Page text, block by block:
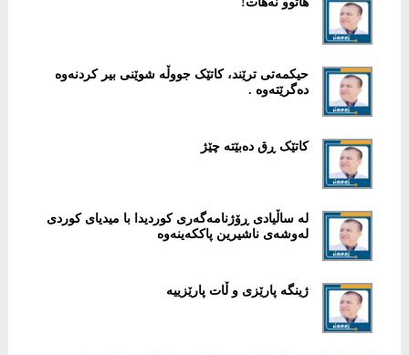
حیکمەتی ترێند، کاتێک جووڵە شوێنی بیر کردنەوە
دەگرێتەوە .
کاتێک ڕق دەبێتە چێژ
لە ساڵیادی ڕۆژنامەگەری کوردیدا با میدیای کوردی
لەوشەی ناشیرین پاککەینەوە
ژینگە پارێزی و ڵات پارێزییە